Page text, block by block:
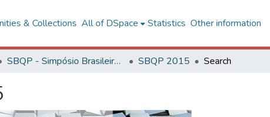
& Collections All of DSpace Statistics Other information
SBQP - Simpósio Brasileiro de Qualidade do Projeto no Ambiente Construído SBQP 2015 Search